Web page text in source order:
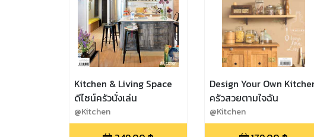
Kitchen & Living Space
ดีไซน์ครัวนั่งเล่น
@Kitchen
Design Your Own
ครัวสวยตามใจฉัน
@Kitchen